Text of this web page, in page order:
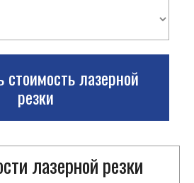
стоимость лазерной
резки
лазерной резки